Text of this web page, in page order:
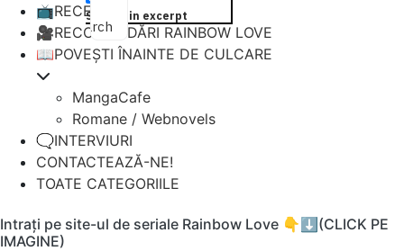
Search
Search in excerpt
📺RECENZII
🎥RECOMANDĂRI RAINBOW LOVE
📖POVEȘTI ÎNAINTE DE CULCARE
MangaCafe
Romane / Webnovels
🗨️INTERVIURI
CONTACTEAZĂ-NE!
TOATE CATEGORIILE
Intrați pe site-ul de seriale Rainbow Love 👇⬇️(CLICK PE
IMAGINE)